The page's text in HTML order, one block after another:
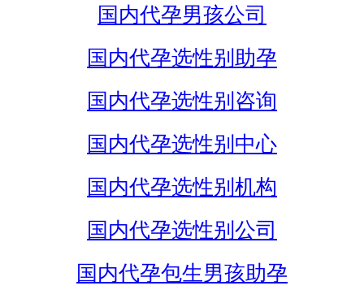
国内代孕男孩公司
国内代孕选性别助孕
国内代孕选性别咨询
国内代孕选性别中心
国内代孕选性别机构
国内代孕选性别公司
国内代孕包生男孩助孕